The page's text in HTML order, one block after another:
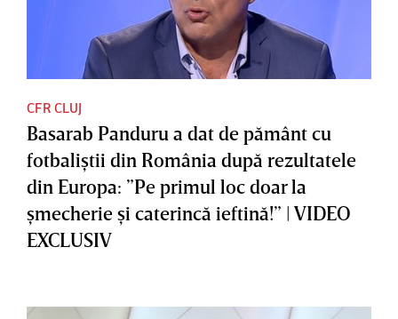
CFR CLUJ
Basarab Panduru a dat de pământ cu
fotbaliştii din România după rezultatele
din Europa: ”Pe primul loc doar la
şmecherie şi caterincă ieftină!” | VIDEO
EXCLUSIV